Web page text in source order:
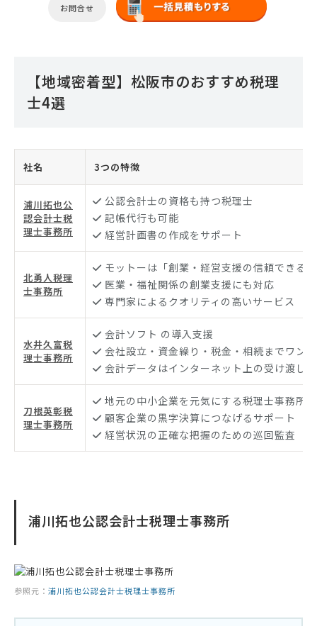
お問合せ
【地域密着型】松阪市のおすすめ税理
士4選
社名 3つの特徴
浦川拓也公
認会計士税
理士事務所
公認会計士の資格も持つ税理士
記帳代行も可能
経営計画書の作成をサポート
北勇人税理
士事務所
モットーは「創業・経営支援の信頼できる
医業・福祉関係の創業支援にも対応
専門家によるクオリティの高いサービス
水井久富税
理士事務所
会計ソフト の導入支援
会社設立・資金繰り・税金・相続までワン
会計データはインターネット上の受け渡し
刀根英彰税
理士事務所
地元の中小企業を元気にする税理士事務所
顧客企業の黒字決算につなげるサポート
経営状況の正確な把握のための巡回監査
浦川拓也公認会計士税理士事務所
参照元： 浦川拓也公認会計士税理士事務所